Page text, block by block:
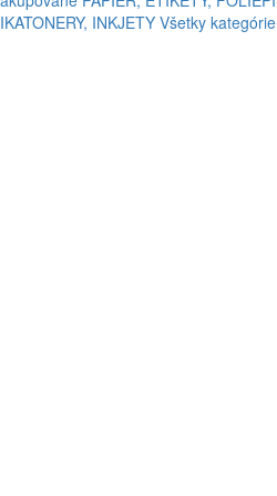
TONERY, INKJETY Všetky kategórie